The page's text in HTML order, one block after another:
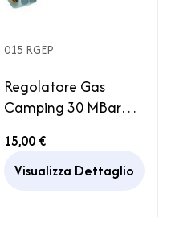
015 RGEP
Regolatore Gas
Camping 30 MBar
Con attacco rapido
15,00 €
Visualizza Dettaglio